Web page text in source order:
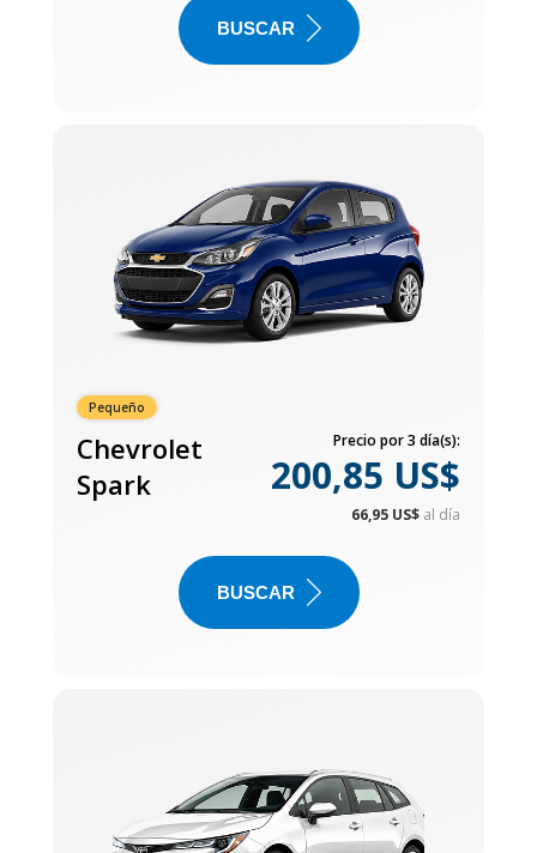
BUSCAR
Pequeño
Chevrolet
Spark
Precio por 3 día(s):
200,85 US$
66,95 US$ al día
BUSCAR